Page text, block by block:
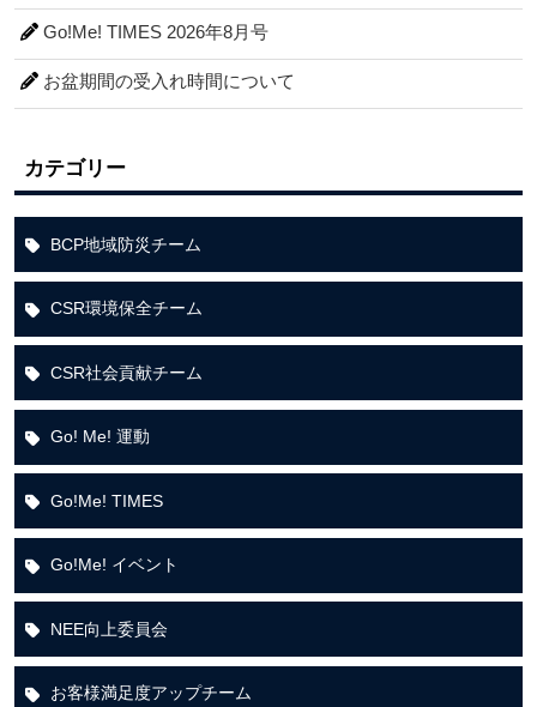
Go!Me! TIMES 2026年8月号
お盆期間の受入れ時間について
カテゴリー
BCP地域防災チーム
CSR環境保全チーム
CSR社会貢献チーム
Go! Me! 運動
Go!Me! TIMES
Go!Me! イベント
NEE向上委員会
お客様満足度アップチーム